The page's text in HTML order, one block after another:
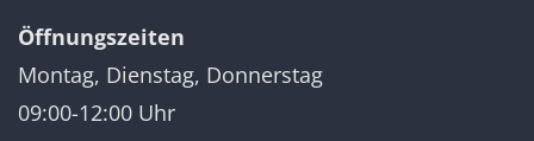
Öffnungszeiten
Montag, Dienstag, Donnerstag
09:00-12:00 Uhr